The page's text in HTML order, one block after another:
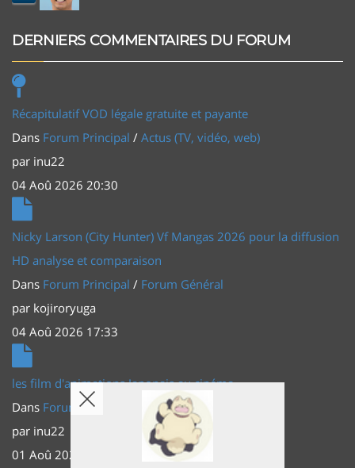
DERNIERS COMMENTAIRES DU FORUM
Récapitulatif VOD légale gratuite et payante
Dans Forum Principal / Actus (TV, vidéo, web)
par inu22
04 Aoû 2026 20:30
Nicky Larson (City Hunter) Vf Mangas 2026 pour la diffusion
HD analyse et comparaison
Dans Forum Principal / Forum Général
par kojiroryuga
04 Aoû 2026 17:33
les film d'animations Japonais au cinéma
Dans Forum Principal
Actus (TV, vidéo, web)
par inu22
01 Aoû 2026 20:56